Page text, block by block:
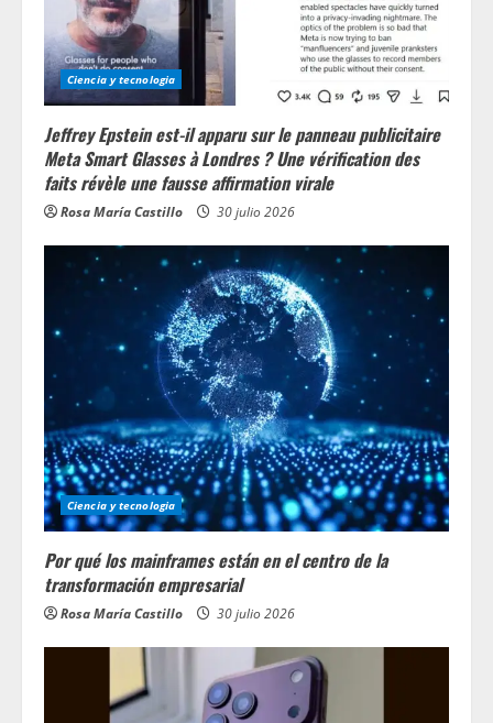
n
g Ciencia y tecnologia
Jeffrey Epstein est-il apparu sur le panneau publicitaire
Meta Smart Glasses à Londres ? Une vérification des
faits révèle une fausse affirmation virale
Rosa María Castillo 30 julio 2026
Ciencia y tecnologia
Por qué los mainframes están en el centro de la
transformación empresarial
Rosa María Castillo 30 julio 2026